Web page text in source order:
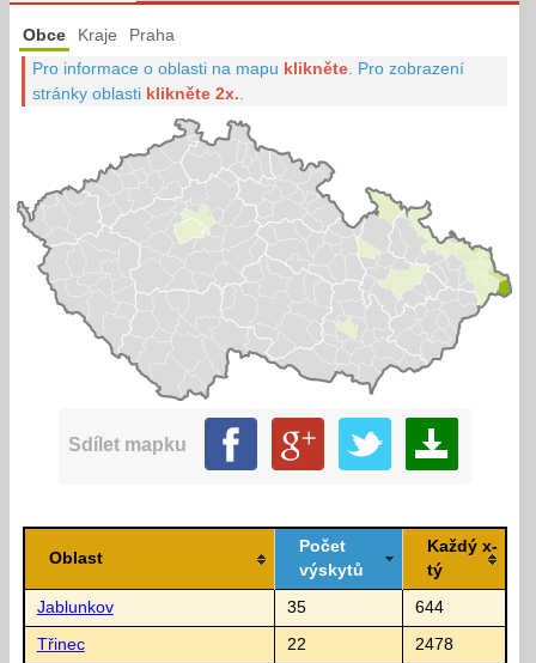
Obce Kraje Praha
Pro informace o oblasti na mapu klikněte Pro zobrazení
stránky oblasti klikněte 2x.
Sdílet mapku
Oblast
Počet
výskytů
Každý x-
tý
Jablunkov 35 644
Třinec 22 2478